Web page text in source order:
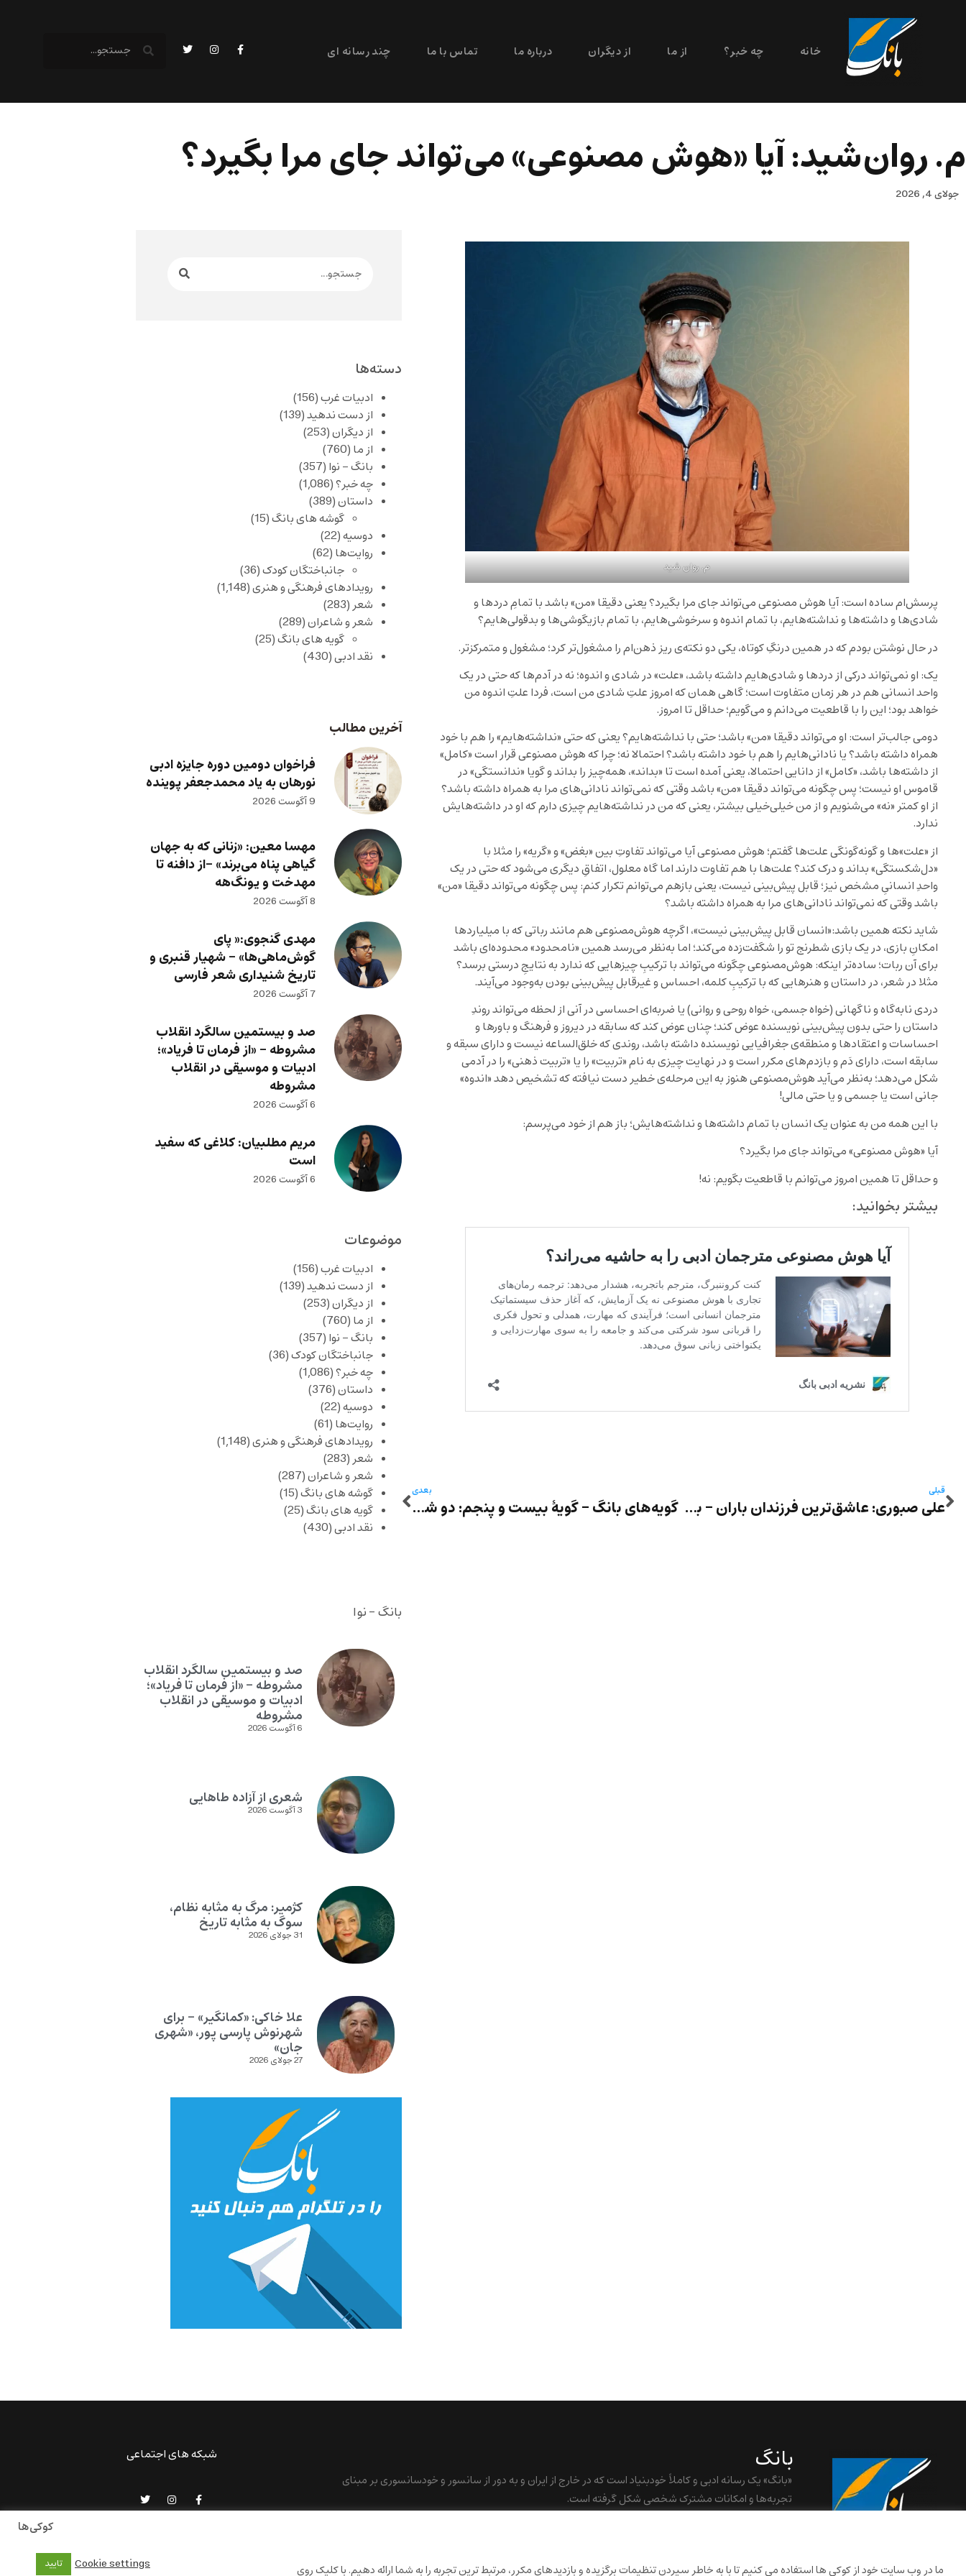
خانه چه خبر؟ از ما از دیگران درباره ما تماس با ما چند رسانه ای
م. روان‌شید: آیا «هوش مصنوعی» می‌تواند جای مرا بگیرد؟
جولای 4, 2026
م. روان شید
پرسش‌ام ساده است: آیا هوش مصنوعی می‌تواند جای مرا بگیرد؟ یعنی دقیقا «من» باشد با تمامِ دردها و
شادی‌ها و داشته‌ها و نداشته‌هایم، با تمام اندوه و سرخوشی‌هایم، با تمام بازیگوشی‌ها و بدقولی‌هایم؟
در حال نوشتن بودم که در همین درنگِ کوتاه، یکی دو نکته‌ی ریز ذهن‌ام را مشغول‌تر کرد؛ مشغول و متمرکزتر.
یک: او نمی‌تواند درکی از دردها و شادی‌هایم داشته باشد، «علت» در شادی و اندوه؛ نه در آدم‌ها که حتی در یک
واحد انسانی هم در هر زمان متفاوت است؛ گاهی همان که امروز علتِ شادی من است، فردا علتِ اندوه من
خواهد بود؛ این را با قاطعیت می‌دانم و می‌گویم؛ حداقل تا امروز.
دومی جالب‌تر است: او می‌تواند دقیقا «من» باشد؛ حتی با نداشته‌هایم؟ یعنی که حتی «نداشته‌هایم» را هم با خود
همراه داشته باشد؟ یا نادانی‌هایم را هم با خود داشته باشد؟ احتمالا نه؛ چرا که هوش مصنوعی قرار است «کامل»
از داشته‌ها باشد، «کامل» از دانایی احتمالا، یعنی آمده است تا «بداند»، همه‌چیز را بداند و گویا «ندانستگی» در
قاموس او نیست؛ پس چگونه می‌تواند دقیقا «من» باشد وقتی که نمی‌تواند نادانی‌های مرا به همراه داشته باشد؟
از او کمتر «نه» می‌شنویم و از من خیلی‌خیلی بیشتر، یعنی که من در نداشته‌هایم چیزی دارم که او در داشته‌هایش
ندارد.
از «علت»ها و گونه‌گونگی علت‌ها گفتم؛ هوش مصنوعی آیا می‌تواند تفاوتِ بین «بغض» و «گریه» را مثلا با
«دل‌شکستگی» بداند و درک کند؟ علت‌ها با هم تفاوت دارند اما گاه معلول، اتفاقِ دیگری می‌شود که حتی در یک
واحدِ انسانیِ مشخص نیز؛ قابل پیش‌بینی نیست، یعنی بازهم می‌توانم تکرار کنم: پس چگونه می‌تواند دقیقا «من»
باشد وقتی که نمی‌تواند نادانی‌های مرا به همراه داشته باشد؟
شاید نکته همین باشد:«انسان قابل پیش‌بینی نیست»، اگرچه هوش‌مصنوعی هم مانند رباتی که با میلیاردها
امکانِ بازی، در یک بازی شطرنج تو را شگفت‌زده می‌کند؛ اما به‌نظر می‌رسد همین «نامحدود» محدوده‌‌ای باشد
برای آن ربات؛ ساده‌تر اینکه: هوش‌مصنوعی چگونه می‌تواند با ترکیبِ چیزهایی که ندارد به نتایجِ درستی برسد؟
مثلا در شعر، در داستان و هنرهایی که با ترکیبِ کلمه، احساس و غیرقابل پیش‌بینی بودن به‌وجود می‌آیند.
دردی نابه‌گاه و ناگهانی (خواه جسمی، خواه روحی و روانی) یا ضربه‌ای احساسی در آنی از لحظه می‌تواند روندِ
داستان را حتی بدون پیش‌بینی نویسنده عوض کند؛ چنان عوض کند که سابقه در دیروز و فرهنگ و باورها و
احساسات و اعتقادها و منطقه‌ی جغرافیایی نویسنده داشته باشد، روندی که خلق‌الساعه نیست و دارای سبقه و
سابقه است، دارای دَم و بازدم‌های مکرر است و در نهایت چیزی به نام «تربیت» را یا «تربیت ذهنی» را در آدمی
شکل می‌دهد؛ به‌نظر می‌آید هوش‌مصنوعی هنوز به این مرحله‌ی خطیر دست نیافته که تشخیص دهد «اندوه»
جانی است یا جسمی و یا حتی مالی!
با این همه من به عنوان یک انسان با تمام داشته‌ها و نداشته‌هایش؛ باز هم از خود می‌پرسم:
آیا «هوش مصنوعی» می‌تواند جای مرا بگیرد؟
و حداقل تا همین امروز می‌توانم با قاطعیت بگویم: نه!
بیشتر بخوانید:
قبلی
علی صبوری: عاشق‌ترین فرزندان باران – به جان‌های آزاد کنسرت کاروانسرا
بعدی
گویه‌های بانگ – گویۀ بیست و پنجم: دو شعر از ماندانا کنت
دسته‌ها
ادبیات غرب(156)
از دست ندهید(139)
از دیگران(253)
از ما (760)
بانگ – نوا (357)
چه خبر؟(1,086)
داستان(389)
گوشه های بانگ(15)
دوسیه(22)
روایت‌ها (62)
جانباختگان کودک(36)
رویدادهای فرهنگی و هنری(1,148)
شعر(283)
شعر و شاعران(289)
گویه های بانگ(25)
نقد ادبی(430)
آخرین مطالب
فراخوان دومین دوره جایزه ادبی
نورهان به یاد محمدجعفر پوینده
9 آگوست 2026
مهسا معین: «زنانی که به جهان
گیاهی پناه می‌برند» -از دافنه تا
مهدخت و یونگ‌هه
8 آگوست 2026
مهدی گنجوی:« پای
گوش‌ماهی‌ها» – شهیار قنبری و
تاریخ شنیداری شعر فارسی
7 آگوست 2026
صد و بیستمین سالگرد انقلاب
مشروطه – «از فرمان تا فریاد»؛
ادبیات و موسیقی در انقلاب
مشروطه
6 آگوست 2026
مریم مطلبیان: کلاغی که سفید
است
6 آگوست 2026
موضوعات
ادبیات غرب(156)
از دست ندهید(139)
از دیگران(253)
از ما (760)
بانگ – نوا (357)
جانباختگان کودک(36)
چه خبر؟(1,086)
داستان(376)
دوسیه(22)
روایت‌ها (61)
رویدادهای فرهنگی و هنری(1,148)
شعر(283)
شعر و شاعران(287)
گوشه های بانگ(15)
گویه های بانگ(25)
نقد ادبی(430)
بانگ - نوا
صد و بیستمین سالگرد انقلاب
مشروطه – «از فرمان تا فریاد»؛
ادبیات و موسیقی در انقلاب
مشروطه
6 آگوست 2026
شعری از آزاده طاهایی
3 آگوست 2026
کژمیر: مرگ به مثابه نظام،
سوگ به مثابه تاریخ
31 جولای 2026
علا خاکی: «کمانگیر» – برای
شهرنوش پارسی پور، «شهری
جان»
27 جولای 2026
بانگ
«بانگ» یک رسانه ادبی و کاملاً خودبنیاد است که در خارج از ایران و به دور از سانسور و خودسانسوری بر مبنای
تجربه‌ها و امکانات مشترک شخصی شکل گرفته است.
شبکه های اجتماعی
کوکی‌ها
ما در وب سایت خود از کوکی ها استفاده می کنیم تا با به خاطر سپردن تنظیمات برگزیده و بازدیدهای مکرر، مرتبط ترین تجربه را به شما ارائه دهیم. با کلیک روی
Cookie settings تایید